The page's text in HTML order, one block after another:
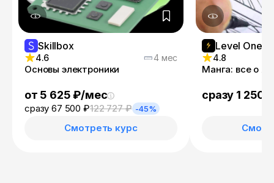
Skillbox
4.6 4 мес
Основы электроники
от 5 625 ₽/мес
сразу 67 500 ₽122 727 ₽ -45%
Смотреть курс
Level One
4.8
Манга: все о
сразу 1 250